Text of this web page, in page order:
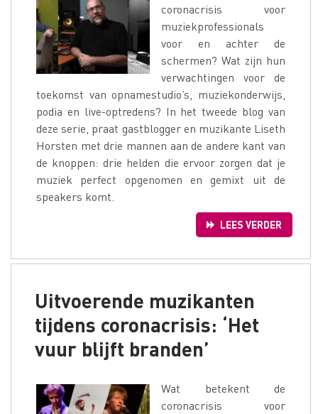
coronacrisis voor
muziekprofessionals
voor en achter de
schermen? Wat zijn hun
verwachtingen voor de
toekomst van opnamestudio’s, muziekonderwijs,
podia en live-optredens? In het tweede blog van
deze serie, praat gastblogger en muzikante Liseth
Horsten met drie mannen aan de andere kant van
de knoppen: drie helden die ervoor zorgen dat je
muziek perfect opgenomen en gemixt uit de
speakers komt.
LEES VERDER
Uitvoerende muzikanten
tijdens coronacrisis: ‘Het
vuur blijft branden’
Wat betekent de
coronacrisis voor